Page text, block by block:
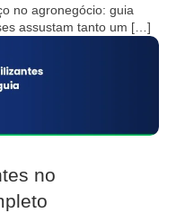
no agronegócio: guia
assustam tanto um […]
no